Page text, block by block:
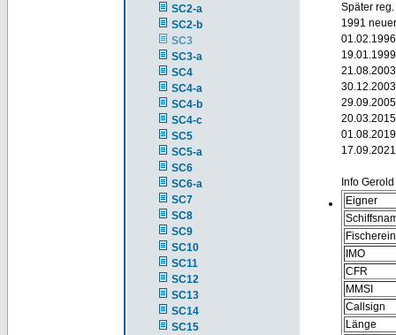
SC2-a
SC2-b
SC3
SC3-a
SC4
SC4-a
SC4-b
SC4-c
SC5
SC5-a
SC6
SC6-a
SC7
SC8
SC9
SC10
SC11
SC12
SC13
SC14
SC15
Später
1991
Info
Eigner
IMO
CFR
MMSI
Callsign
Länge